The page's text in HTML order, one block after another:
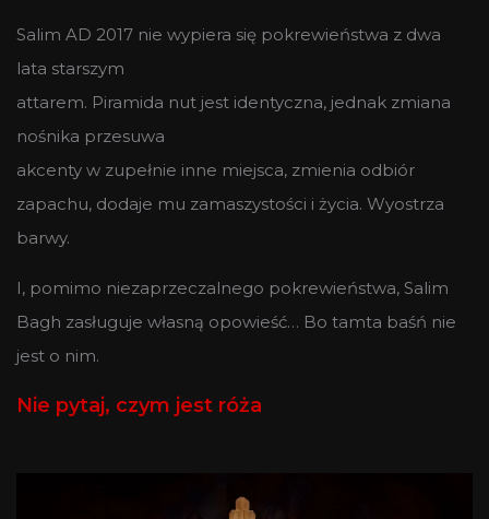
Salim AD 2017 nie wypiera się pokrewieństwa z dwa
lata starszym
attarem. Piramida nut jest identyczna, jednak zmiana
nośnika przesuwa
akcenty w zupełnie inne miejsca, zmienia odbiór
zapachu, dodaje mu zamaszystości i życia. Wyostrza
barwy.
I, pomimo niezaprzeczalnego pokrewieństwa, Salim
Bagh zasługuje własną opowieść… Bo tamta baśń nie
jest o nim.
Nie pytaj, czym jest róża